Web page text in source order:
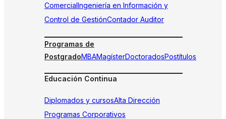
ComercialIngeniería en Información y
Control de GestiónContador Auditor
Programas de
PostgradoMBAMagísterDoctoradosPostítulos
Educación Continua
Diplomados y cursosAlta Dirección
Programas Corporativos